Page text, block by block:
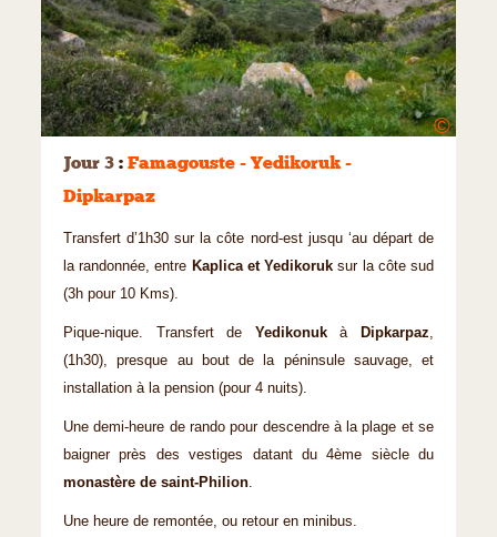
©
Jour 3 : Famagouste - Yedikoruk -
Dipkarpaz
Transfert d’1h30 sur la côte nord-est jusqu ‘au départ de
la randonnée, entre Kaplica et Yedikoruk sur la côte sud
(3h pour 10 Kms).
Pique-nique. Transfert de Yedikonukà Dipkarpaz,
(1h30), presque au bout de la péninsule sauvage, et
installation à la pension (pour 4 nuits).
Une demi-heure de rando pour descendre à la plage et se
baigner près des vestiges datant du 4ème siècle du
monastère de saint-Philion.
Une heure de remontée, ou retour en minibus.